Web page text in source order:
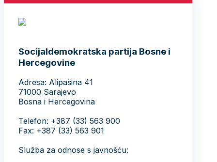
Socijaldemokratska partija Bosne i
Hercegovine
Adresa: Alipašina 41
71000 Sarajevo
Bosna i Hercegovina
Telefon: +387 (33) 563 900
Fax: +387 (33) 563 901
Služba za odnose s javnošću: